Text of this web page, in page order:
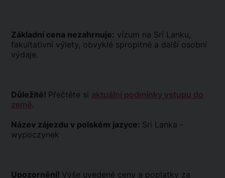
Základní cena nezahrnuje: vízum na Srí Lanku,
fakultativní výlety, obvyklé spropitné a další osobní
výdaje.
Důležité! Přečtěte si aktuální podmínky vstupu do
země.
Název zájezdu v polském jazyce: Sri Lanka -
wypoczynek
Upozornění! Výše uvedené ceny a poplatky za